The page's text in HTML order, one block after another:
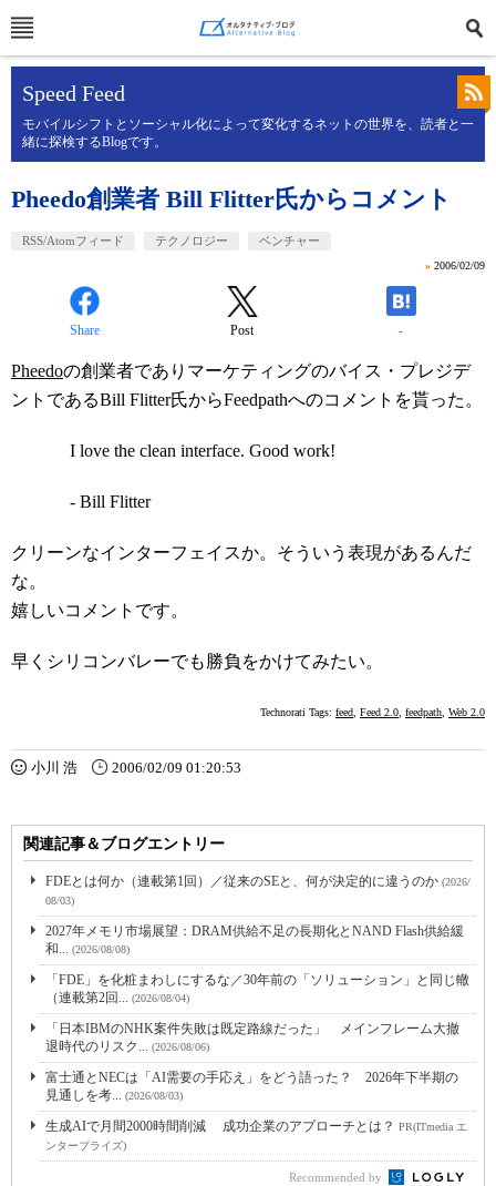
Speed Feed
モバイルシフトとソーシャル化によって変化するネットの世界を、読者と一
緒に探検するBlogです。
Pheedo創業者 Bill Flitter氏からコメント
RSS/Atomフィード テクノロジー ベンチャー
» 2006/02/09
Share Post -
Pheedoの創業者でありマーケティングのバイス・プレジデ
ントであるBill Flitter氏からFeedpathへのコメントを貰った。
I love the clean interface. Good work!
- Bill Flitter
クリーンなインターフェイスか。そういう表現があるんだ
な。
嬉しいコメントです。
早くシリコンバレーでも勝負をかけてみたい。
Technorati Tags: feed Feed 2.0 feedpath Web 2.0
小川 浩 2006/02/09 01:20:53
関連記事＆ブログエントリー
FDEとは何か（連載第1回）／従来のSEと、何が決定的に違うのか (2026/
08/03)
2027年メモリ市場展望：DRAM供給不足の長期化とNAND Flash供給緩
和... (2026/08/08)
「FDE」を化粧まわしにするな／30年前の「ソリューション」と同じ轍
（連載第2回... (2026/08/04)
「日本IBMのNHK案件失敗は既定路線だった」 メインフレーム大撤
退時代のリスク... (2026/08/06)
富士通とNECは「AI需要の手応え」をどう語った？ 2026年下半期の
見通しを考... (2026/08/03)
生成AIで月間2000時間削減 成功企業のアプローチとは？ PR(ITmedia エ
ンタープライズ)
Recommended by